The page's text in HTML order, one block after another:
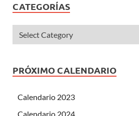
CATEGORÍAS
PRÓXIMO CALENDARIO
Calendario 2023
Calendario 2024